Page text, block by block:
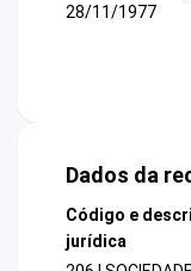
28/11/1977
Dados da
Código e
jurídica